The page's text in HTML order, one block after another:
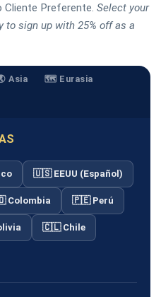
Cliente Preferente. Select your
to sign up with 25% off as a
Asia 🗺️ Eurasia
🇺🇸 EEUU (Español)
Colombia 🇵🇪 Perú
🇨🇱 Chile